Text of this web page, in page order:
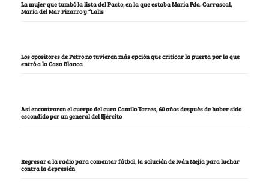
La mujer que tumbó la lista del Pacto, en la que estaba María Fda. Carrascal,
María del Mar Pizarro y “Lalis
Los opositores de Petro no tuvieron más opción que criticar la puerta por la que
entró a la Casa Blanca
Así encontraron el cuerpo del cura Camilo Torres, 60 años después de haber sido
escondido por un general del Ejército
Regresar a la radio para comentar fútbol, la solución de Iván Mejía para luchar
contra la depresión